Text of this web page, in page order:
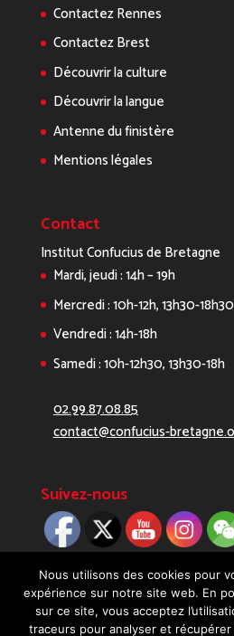
Contactez Rennes
Contactez Brest
Découvrir la culture
Découvrir la langue
Antenne du finistère
Mentions légales
Contact
Institut Confucius de Bretagne
Mardi, jeudi : 14h – 19h
Mercredi : 10h-12h, 13h30-18h30
Vendredi : 14h-18h
Samedi : 10h-12h30, 13h30-18h
02.99.87.08.85
contact@confucius-
Suivez-nous
Nous utilisons des cookies pour
expérience sur notre site web. En
sur ce site, vous acceptez
traceurs pour analyser et